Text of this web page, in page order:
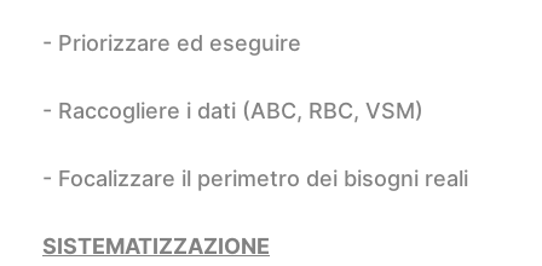
- Priorizzare ed eseguire
- Raccogliere i dati (ABC, RBC, VSM)
- Focalizzare il perimetro dei bisogni reali
SISTEMATIZZAZIONE